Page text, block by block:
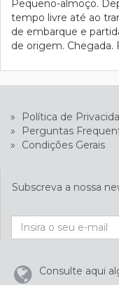
Pequeno-almoço.
tempo livre até ao
de embarque e
de origem. Chegada.
» Política de
»
Perguntas
»
Condições Gerais
Subscreva a nossa
Consulte aqui